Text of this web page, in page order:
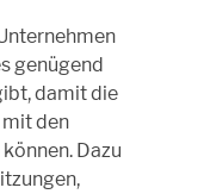
genügend
damit die
den
Dazu